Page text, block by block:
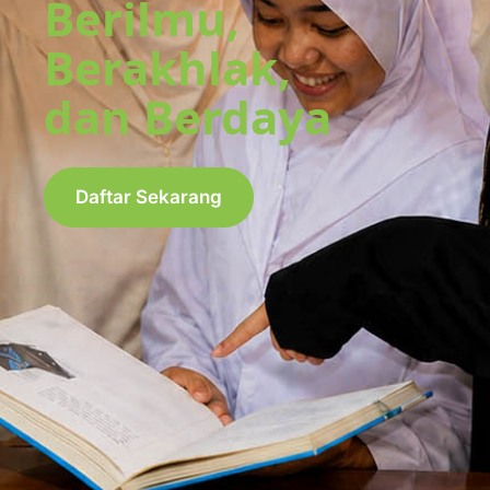
Berilmu,
Berakhlak,
dan Berdaya
Daftar Sekarang